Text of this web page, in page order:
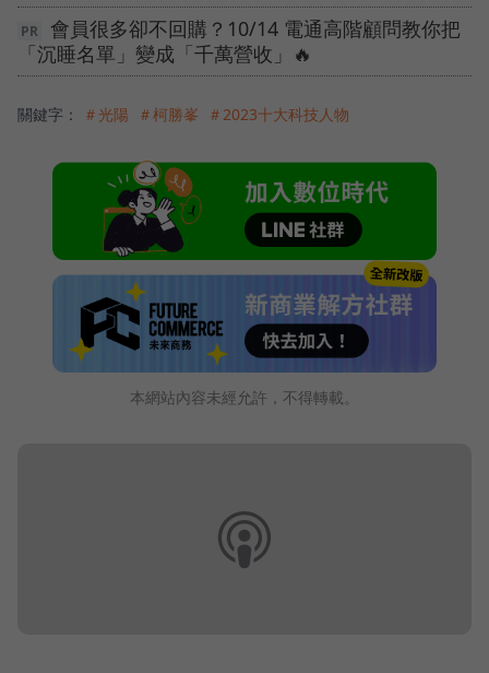
會員很多卻不回購？10/14 電通高階顧問教你把
「沉睡名單」變成「千萬營收」🔥
關鍵字： ＃光陽 ＃柯勝峯 ＃2023十大科技人物
本網站內容未經允許，不得轉載。